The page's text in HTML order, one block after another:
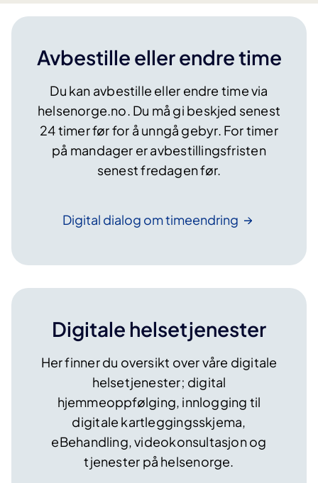
Avbestille eller endre time
Du kan avbestille eller endre time via
helsenorge.no. Du må gi beskjed senest
24 timer før for å unngå gebyr. For timer
på mandager er avbestillingsfristen
senest fredagen før.
Digital dialog omtimeendring
Digitale helsetjenester
Her finner du oversikt over våre digitale
helsetjenester; digital
hjemmeoppfølging, innlogging til
digitale kartleggingsskjema,
eBehandling, videokonsultasjon og
tjenester på helsenorge.